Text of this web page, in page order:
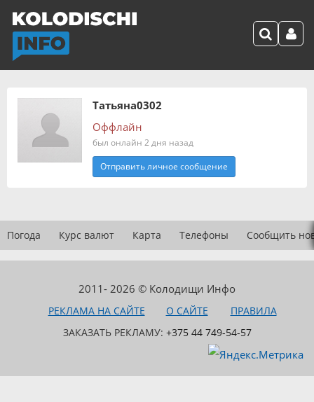
Татьяна0302
Оффлайн
был онлайн 2 дня назад
Отправить личное сообщение
Погода Курс валют Карта Телефоны Сообщить
2011- 2026 © Колодищи Инфо
РЕКЛАМА НА САЙТЕ О САЙТЕ
ПРАВИЛА
ЗАКАЗАТЬ РЕКЛАМУ: +375 44 749-54-57